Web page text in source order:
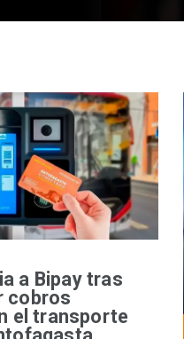
a Bipay tras
cobros
el transporte